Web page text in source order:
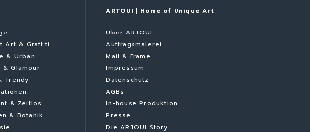
Art & Graffiti
& Urban
& Glamour
Trendy
& Zeitlos
& Botanik
ARTOUI | Home of Unique Art
Über ARTOUI
Auftragsmalerei
Mail & Frame
Impressum
Datenschutz
AGBs
In-house Produktion
Presse
Die ARTOUI Story